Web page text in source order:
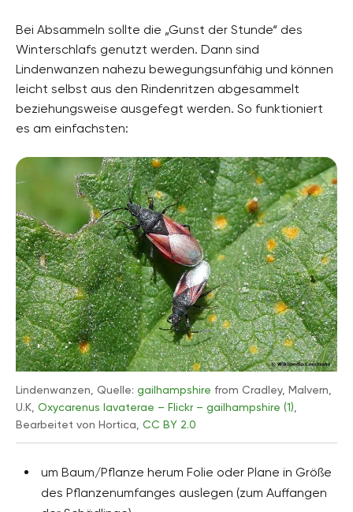
Bei Absammeln sollte die „Gunst der Stunde“ des
Winterschlafs genutzt werden. Dann sind
Lindenwanzen nahezu bewegungsunfähig und können
leicht selbst aus den Rindenritzen abgesammelt
beziehungsweise ausgefegt werden. So funktioniert
es am einfachsten:
Lindenwanzen, Quelle: gailhampshire from Cradley, Malvern,
U.K, Oxycarenus lavaterae – Flickr – gailhampshire (1)
Bearbeitet von Hortica, CC BY 2.0
um Baum/Pflanze herum Folie oder Plane in Größe
des Pflanzenumfanges auslegen (zum Auffangen